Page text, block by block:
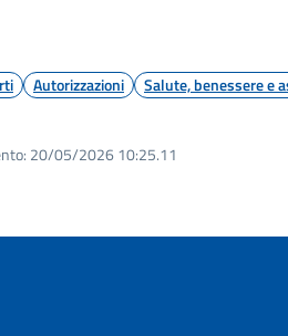
Autorizzazioni Salute, benessere e
20/05/2026 10:25.11